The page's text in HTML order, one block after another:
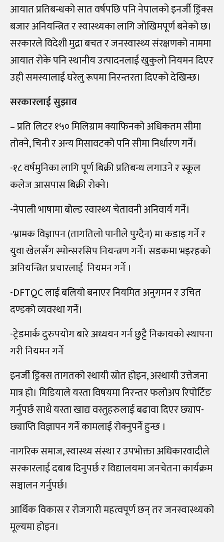
आयात प्रतिबन्धको सात वर्षपछि पनि नेपालको इनर्जी ड्रिंक्स
बजार अनियन्त्रित र स्वास्थ्यका लागि जोखिमपूर्ण बनेको छ।
सरकारले विदेशी मुद्रा बचत र जनस्वास्थ्य संरक्षणको नाममा
आयात रोके पनि स्थानीय उत्पादनलाई खुकुलो नियमन दिएर
उही समस्यालाई घरेलु रूपमा निरन्तरता दिएको देखिन्छ।
सरकारलाई सुझाव
– प्रति लिटर १५० मिलिग्राम क्याफिनको अधिकतम सीमा
तोक्ने, चिनी र अन्य मिसावटको पनि सीमा निर्धारण गर्ने।
-१८ वर्षमुनिका लागि पूर्ण बिक्री प्रतिबन्ध लगाउने र स्कूल
कलेज आसपास बिक्री रोक्ने।
-नेपाली भाषामा बोल्ड स्वास्थ्य चेतावनी अनिवार्य गर्ने।
-भ्रामक विज्ञापन (तागतिलो पानीले पुग्दैन) मा कडाइ गर्ने र
युवा खेलसँग स्पोन्सरसिप नियन्त्रण गर्ने। सडकमा भइरहको
अनियन्त्रित प्रचारलाई नियमन गर्ने ।
-DFTQC लाई बलियो बनाएर नियमित अनुगमन र उचित
दण्डको व्यवस्था गर्ने।
-ट्रेडमार्क दुरुपयोग बारे अध्ययन गर्न छुट्टै निकायको स्थापना
गरी नियमन गर्ने
इनर्जी ड्रिंक्स तागतको स्थायी स्रोत होइन, अस्थायी उत्तेजना
मात्र हो। मिडियाले यस्ता विषयमा निरन्तर फलोअप रिपोर्टिङ
गर्नुपर्छ साथै यस्ता खाद्य वस्तुहरुलाई बढावा दिएर छ्याप-
छ्याप्ति विज्ञापन गर्ने कामलाई रोक्नुपर्ने हुन्छ ।
नागरिक समाज, स्वास्थ्य संस्था र उपभोक्ता अधिकारवादीले
सरकारलाई दबाब दिनुपर्छ र विद्यालयमा जनचेतना कार्यक्रम
सञ्चालन गर्नुपर्छ।
आर्थिक विकास र रोजगारी महत्वपूर्ण छन् तर जनस्वास्थ्यको
मूल्यमा होइन।